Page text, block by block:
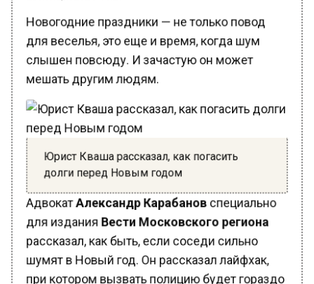
слышен повсюду. И зачастую он может
мешать другим людям.
Юрист Кваша рассказал, как погасить
Адвокат Александр Карабанов
для изданияВести Московского региона
рассказал, как быть, если соседи сильно
шумят в Новый год. Он рассказал лайфхак,
при котором вызвать полицию будет гораздо
проще, быстрее и эффективнее.